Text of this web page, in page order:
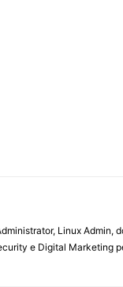
Linux
e Digital Marketing